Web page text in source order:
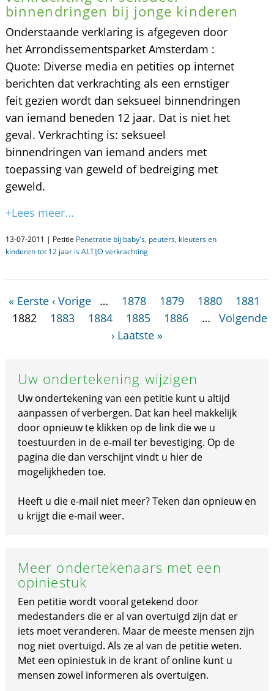
binnendringen bij jonge kinderen
Onderstaande verklaring is afgegeven door
het Arrondissementsparket Amsterdam :
Quote: Diverse media en petities op internet
berichten dat verkrachting als een ernstiger
feit gezien wordt dan seksueel binnendringen
van iemand beneden 12 jaar. Dat is niet het
geval. Verkrachting is: seksueel
binnendringen van iemand anders met
toepassing van geweld of bedreiging met
geweld.
+Lees meer...
13-07-2011 | Petitie Penetratie bij baby's, peuters, kleuters en
kinderen tot 12 jaar is ALTIJD verkrachting
« Eerste ‹ Vorige … 1878 1879 1880
1881
1882
1883 1884 1885 1886 …
Volgende
› Laatste »
Uw ondertekening wijzigen
Uw ondertekening van een petitie kunt u altijd
aanpassen of verbergen. Dat kan heel makkelijk
door opnieuw te klikken op de link die we u
toestuurden in de e-mail ter bevestiging. Op de
pagina die dan verschijnt vindt u hier de
mogelijkheden toe.
Heeft u die e-mail niet meer? Teken dan opnieuw en
u krijgt die e-mail weer.
Meer ondertekenaars met een
opiniestuk
Een petitie wordt vooral getekend door
medestanders die er al van overtuigd zijn dat er
iets moet veranderen. Maar de meeste mensen zijn
nog niet overtuigd. Als ze al van de petitie weten.
Met een opiniestuk in de krant of online kunt u
mensen zowel informeren als overtuigen.